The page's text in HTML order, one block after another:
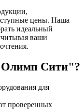
цены. Наша
идеальный
ваши
Сити"?
для
проверенных